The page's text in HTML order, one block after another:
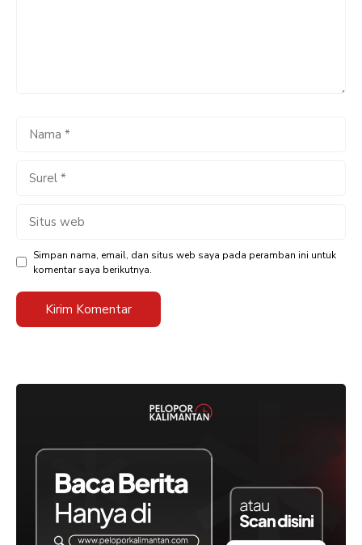
Nama
Surel
Situs
Simpan nama, email, dan situs web saya pada peramban ini untuk
komentar saya berikutnya.